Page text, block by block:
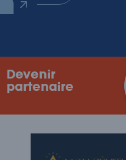
Devenir
partenaire